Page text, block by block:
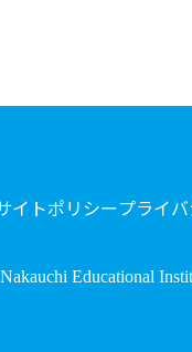
イトポリシープライ
Educational